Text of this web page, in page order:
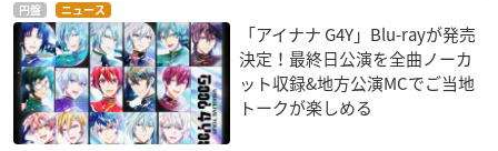
円盤 ニュース
「アイナナ G4Y」Blu-rayが発売
決定！最終日公演を全曲ノーカ
ット収録&地方公演MCでご当地
トークが楽しめる